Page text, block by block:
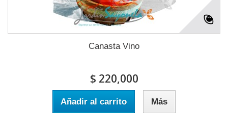
Canasta Vino
$ 220,000
Añadir al carrito Más